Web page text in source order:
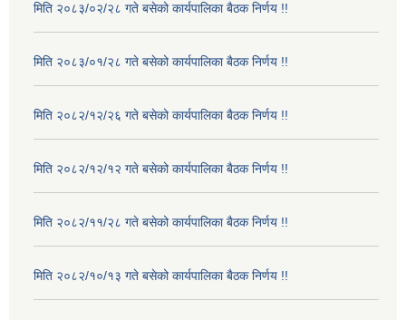
मिति २०८३/०२/२८ गते बसेको कार्यपालिका बैठक निर्णय !!
मिति २०८३/०१/२८ गते बसेको कार्यपालिका बैठक निर्णय !!
मिति २०८२/१२/२६ गते बसेको कार्यपालिका बैठक निर्णय !!
मिति २०८२/१२/१२ गते बसेको कार्यपालिका बैठक निर्णय !!
मिति २०८२/११/२८ गते बसेको कार्यपालिका बैठक निर्णय !!
मिति २०८२/१०/१३ गते बसेको कार्यपालिका बैठक निर्णय !!